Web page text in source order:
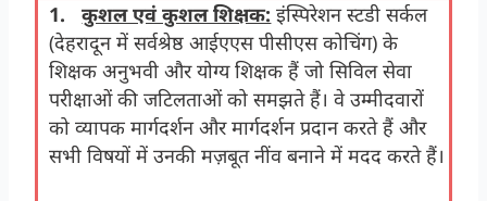
1.कुशल एवं कुशल शिक्षक: इंस्पिरेशन स्टडी सर्कल
(देहरादून में सर्वश्रेष्ठ आईएएस पीसीएस कोचिंग) के
शिक्षक अनुभवी और योग्य शिक्षक हैं जो सिविल सेवा
परीक्षाओं की जटिलताओं को समझते हैं। वे उम्मीदवारों
को व्यापक मार्गदर्शन और मार्गदर्शन प्रदान करते हैं और
सभी विषयों में उनकी मज़बूत नींव बनाने में मदद करते हैं।